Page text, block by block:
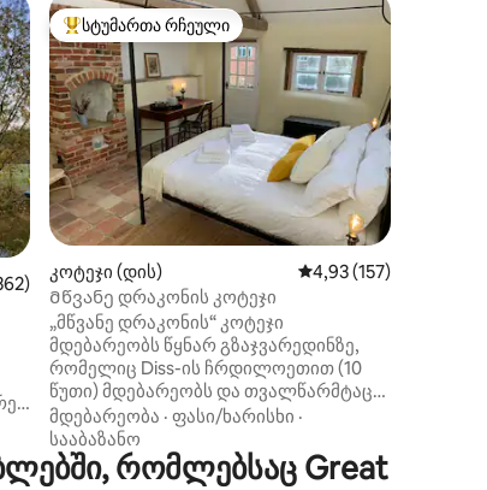
შეფასებაა 5‑დან 4,98, 362 მიმოხილვა
სტუმართა რჩეული მოწინავე ვარიანტი
სტუმართა რჩეული
კოტეჯი (დის) საშუალო შეფასებაა
4,93 (157)
Მწვანე დრაკონის კოტეჯი
„მწვანე დრაკონის“ კოტეჯი
მდებარეობს წყნარ გზაჯვარედინზე,
რომელიც Diss-ის ჩრდილოეთით (10
წუთი) მდებარეობს და თვალწარმტაცი
უვენეის ხეობისკენ მიმავალ
კარიბჭესთან მდებარეობს. Კოტეჯი
გათვლილია ხუთ ადამიანზე და ის
შექმნილია ყოფილი თავლებისა და
მდებარეობა · ფასი/ხარისხი ·
სააბაზანო
რომლებსაც Great